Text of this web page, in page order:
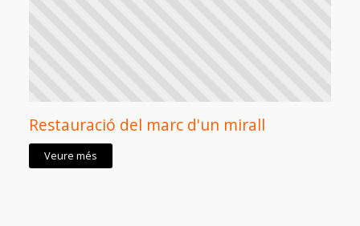
Restauració del marc d'un mirall
Veure més